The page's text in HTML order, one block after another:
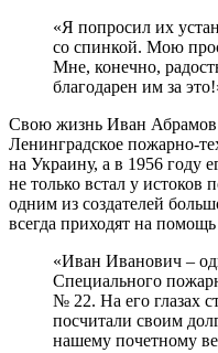
«Я попросил их
со спинкой. Мою
Мне, конечно,
благодарен им за
Свою жизнь Иван Абрамов
Ленинградское пожарно-
на Украину, а в 1956 году
не только встал у
одним из создателей
всегда приходят на помощь
«Иван Иванович –
Специального
№ 22. На его глазах
посчитали своим
нашему почетному